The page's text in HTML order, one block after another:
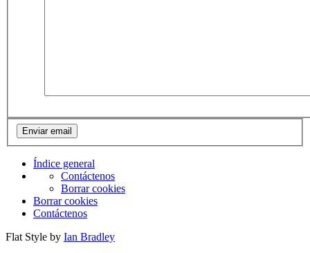
Índice general
Contáctenos
Borrar cookies
Borrar cookies
Contáctenos
Flat Style by Ian Bradley